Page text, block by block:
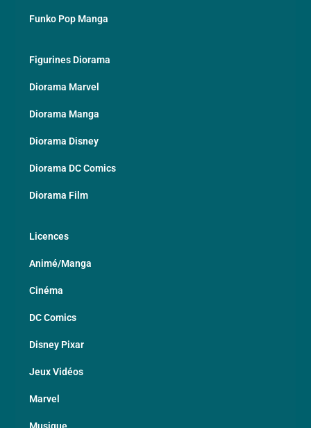
Funko Pop Manga
Figurines Diorama
Diorama Marvel
Diorama Manga
Diorama Disney
Diorama DC Comics
Diorama Film
Licences
Animé/Manga
Cinéma
DC Comics
Disney Pixar
Jeux Vidéos
Marvel